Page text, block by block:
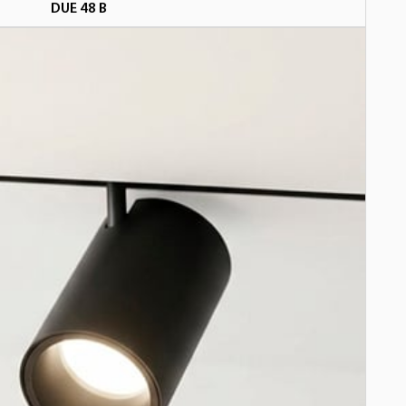
DUE 48 В